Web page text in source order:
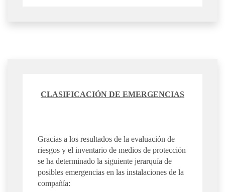
CLASIFICACIÓN DE EMERGENCIAS
Gracias a los resultados de la evaluación de
riesgos y el inventario de medios de protección
se ha determinado la siguiente jerarquía de
posibles emergencias en las instalaciones de la
compañía: